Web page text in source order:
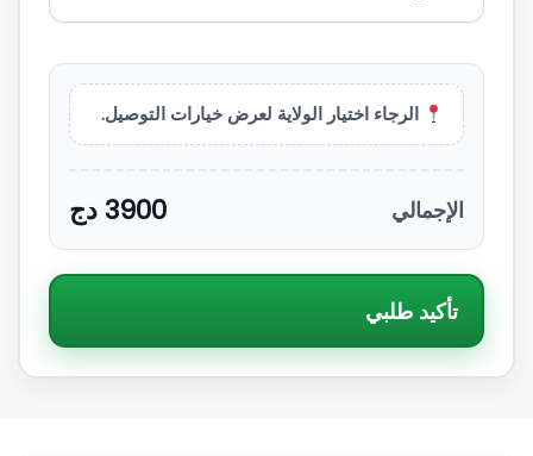
الرجاء اختيار الولاية لعرض خيارات التوصيل.
الإجمالي 3900دج
تأكيد طلبي